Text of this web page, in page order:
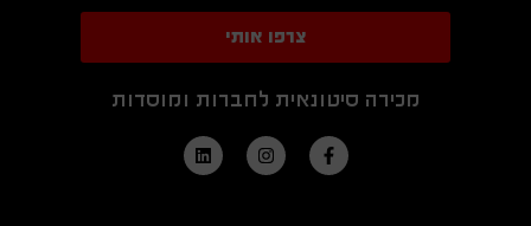
צרפו אותי
מכירה סיטונאית לחברות ומוסדות